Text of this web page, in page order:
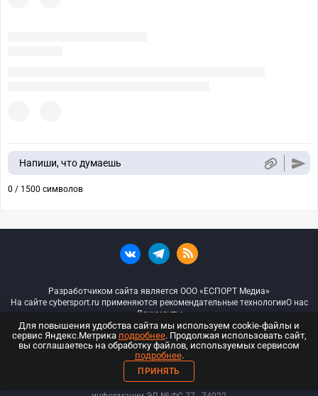
Напиши, что думаешь
0 / 1500 символов
Разработчиком сайта является ООО «ЕСПОРТ Медиа»
На сайте cybersport.ru применяются рекомендательные технологииО нас
Документы
© ООО «Киберспорт.ру» — Все права защищены
18+
ООО «Киберспорт.ру». Свидетельство о регистрации средств массовой
Для повышения удобства сайта мы используем cookie-файлы и
сервис Яндекс.Метрика подробнее. Продолжая использовать сайт,
вы соглашаетесь на обработку файлов, используемых сервисом
подробнее.
ПРИНЯТЬ